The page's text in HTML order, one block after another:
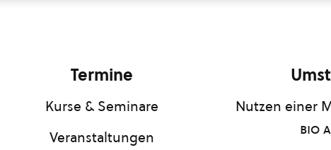
Termine
Kurse & Seminare
Veranstaltungen
Nutzen einer
bio